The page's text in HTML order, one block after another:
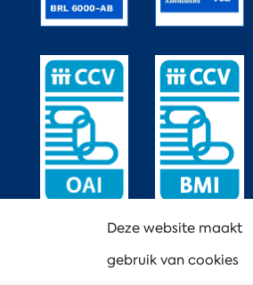
Deze website maakt
gebruik van cookies